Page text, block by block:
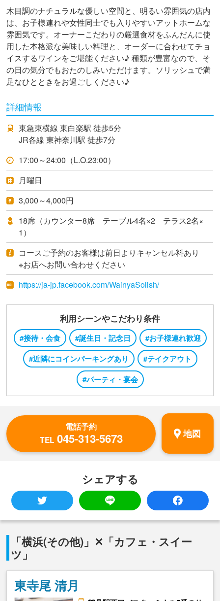
木目調のナチュラルな優しい空間と、明るい雰囲気の店内
は、お子様連れや女性同士でも入りやすいアットホームな
雰囲気です。オーナーこだわりの厳選食材をふんだんに使
用した本格派な美味しい料理と、オーダーに合わせてチョ
イスするワインをご堪能ください♪ 種類が豊富なので、そ
の日の気分でもおたのしみいただけます。ソリッシュで満
足なひとときをお過ごしください♪
詳細情報
東急東横線 東白楽駅 徒歩5分
JR各線 東神奈川駅 徒歩7分
17:00～24:00（L.O.23:00）
月曜日
3,000～4,000円
18席（カウンター8席 テーブル4名×2 テラス2名×
1）
コースご予約のお客様は前日よりキャンセル料あり
※お店へお問い合わせください
https://ja-jp.facebook.com/WainyaSolish/
利用シーンやこだわり条件
#接待・会食 #誕生日・記念日
#お子様連れ歓迎
#近隣にコインパーキングあり
#テイクアウト
#パーティ・宴会
電話予約
TEL 045-313-5673 地図
シェアする
「横浜(その他)」✕「カフェ・スイー
ツ」
東寺尾 清月